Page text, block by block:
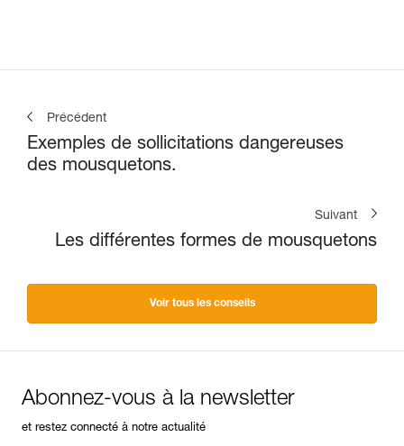
Précédent
Exemples de sollicitations dangereuses
des mousquetons.
Suivant
Les différentes formes de mousquetons
Voir tous les conseils
Abonnez-vous à la newsletter
et restez connecté à notre actualité